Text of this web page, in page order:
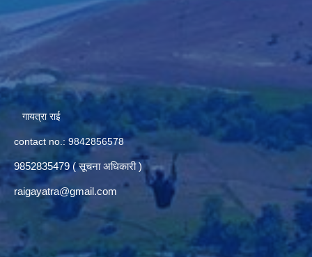
गायत्रा राई
contact no.: 9842856578
9852835479 ( सूचना अधिकारी )
raigayatra@gmail.com